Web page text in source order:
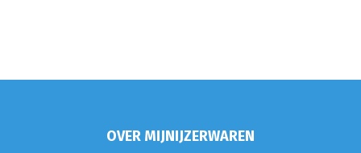
OVER MIJNIJZERWAREN